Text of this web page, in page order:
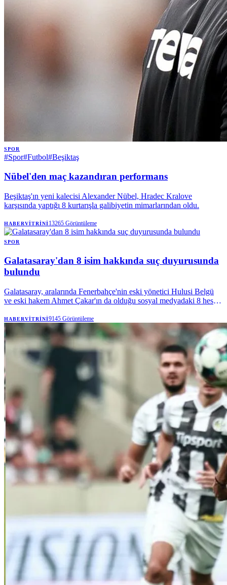
SPOR
#Spor#Futbol#Beşiktaş
Nübel'den maç kazandıran performans
Beşiktaş'ın yeni kalecisi Alexander Nübel, Hradec Kralove
karşısında yaptığı 8 kurtarışla galibiyetin mimarlarından oldu.
HABERVITRINI13265 Görüntüleme
SPOR
Galatasaray'dan 8 isim hakkında suç duyurusunda
bulundu
Galatasaray, aralarında Fenerbahçe'nin eski yönetici Hulusi Belgü
ve eski hakem Ahmet Çakar'ın da olduğu sosyal medyadaki 8 hesap
haklarını kullanmaya devam edeceğini açıkladı.
HABERVITRINI9145 Görüntüleme